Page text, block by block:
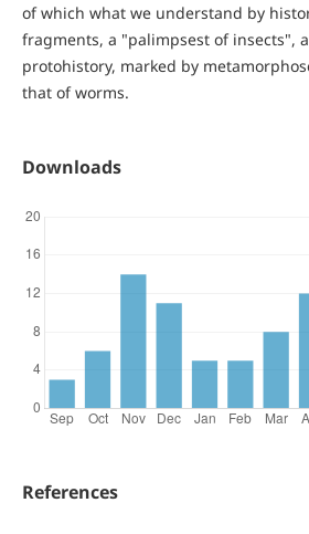
of which what we understand by
fragments, a "palimpsest of insects",
protohistory, marked by
that of worms.
Downloads
References